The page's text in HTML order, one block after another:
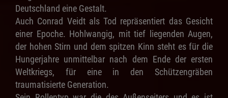
Deutschland eine Gestalt.
Auch Conrad Veidt als Tod repräsentiert das Gesicht
einer Epoche. Hohlwangig, mit tief liegenden Augen,
der hohen Stirn und dem spitzen Kinn steht es für die
Hungerjahre unmittelbar nach dem Ende der ersten
Weltkriegs, für eine in den Schützengräben
traumatisierte Generation.